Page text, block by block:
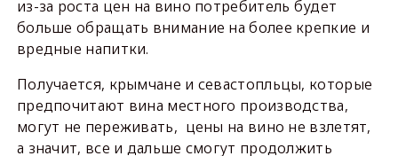
из-за роста цен на вино потребитель будет
больше обращать внимание на более крепкие и
вредные напитки.
Получается, крымчане и севастопльцы, которые
предпочитают вина местного производства,
могут не переживать, цены на вино не взлетят,
а значит, все и дальше смогут продолжить